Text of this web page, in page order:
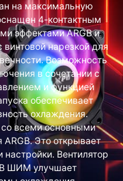
на максимальную
4-контактным
эффектами ARGB и
нарезкой для
Возможность
в сочетании с
и функцией
обеспечивает
охлаждения.
всеми основными
Это открывает
Вентилятор
ШИМ улучшает